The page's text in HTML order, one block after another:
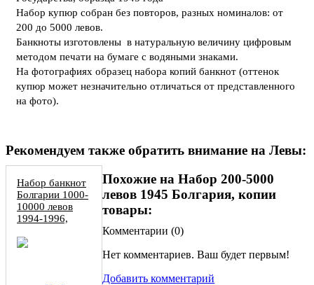
Набор купюр собран без повторов, разных номиналов: от
200 до 5000 левов.
Банкноты изготовлены в натуральную величину цифровым
методом печати на бумаге с водяными знаками.
На фотографиях образец набора копий банкнот (оттенок
купюр может незначительно отличаться от представленного
на фото).
Рекомендуем также обратить внимание на Левы:
Набор банкнот
Болгарии 1000-
10000 левов
1994-1996,
Похожие на Набор 200-5000
левов 1945 Болгария, копии
товары:
Комментарии (0)
Нет комментариев. Ваш будет первым!
Добавить комментарий